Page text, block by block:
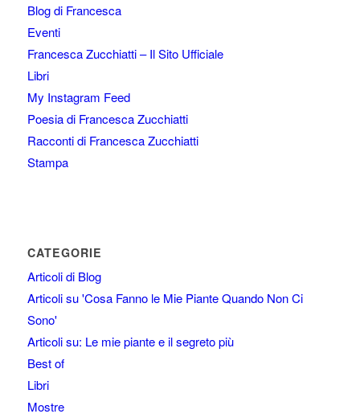
Blog di Francesca
Eventi
Francesca Zucchiatti – Il Sito Ufficiale
Libri
My Instagram Feed
Poesia di Francesca Zucchiatti
Racconti di Francesca Zucchiatti
Stampa
CATEGORIE
Articoli di Blog
Articoli su 'Cosa Fanno le Mie Piante Quando Non Ci
Sono'
Articoli su: Le mie piante e il segreto più
Best of
Libri
Mostre